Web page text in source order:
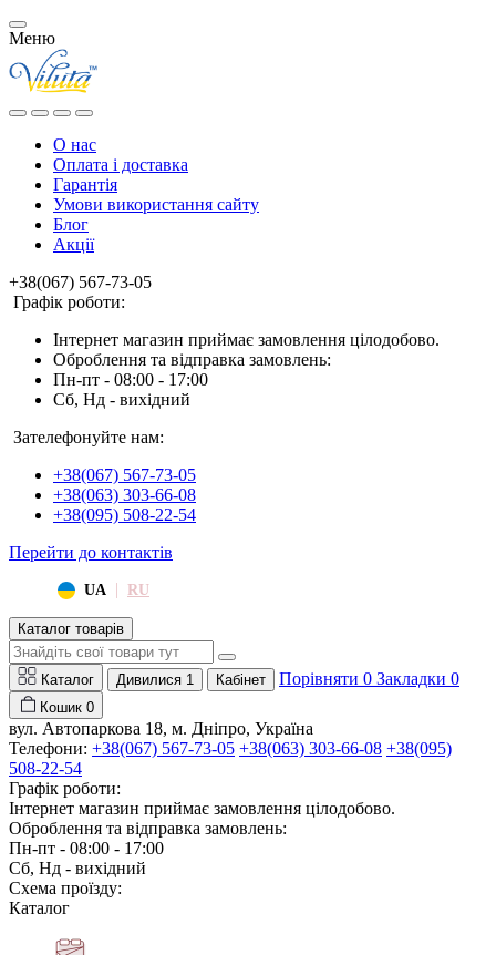
Меню
О нас
Оплата і доставка
Гарантія
Умови використання сайту
Блог
Акції
+38(067) 567-73-05
Графік роботи:
Інтернет магазин приймає замовлення цілодобово.
Оброблення та відправка замовлень:
Пн-пт - 08:00 - 17:00
Сб, Нд - вихідний
Зателефонуйте нам:
+38(067) 567-73-05
+38(063) 303-66-08
+38(095) 508-22-54
Перейти до контактів
UA | RU
Каталог товарів
Каталог Дивилися 1 Кабінет Порівняти 0 Закладки 0
Кошик 0
вул. Автопаркова 18, м. Дніпро, Україна
Телефони: +38(067) 567-73-05 +38(063) 303-66-08 +38(095)
508-22-54
Графік роботи:
Інтернет магазин приймає замовлення цілодобово.
Оброблення та відправка замовлень:
Пн-пт - 08:00 - 17:00
Сб, Нд - вихідний
Схема проїзду:
Каталог